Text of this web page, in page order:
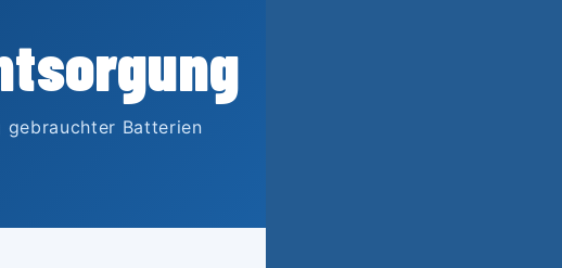
gebrauchter Batterien